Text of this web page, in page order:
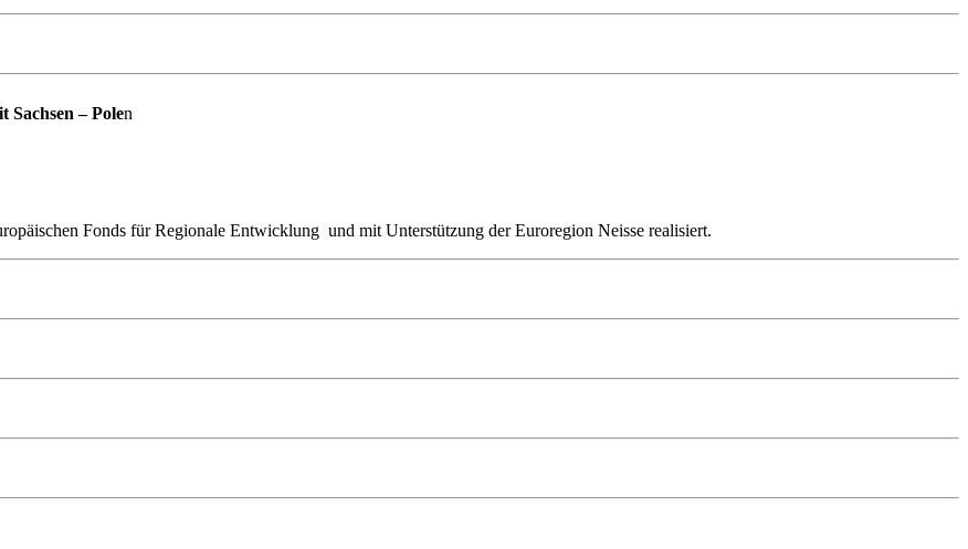
Sachsen – Polen
Fonds für Regionale Entwicklung und mit Unterstützung der Euroregion Neisse realisiert.